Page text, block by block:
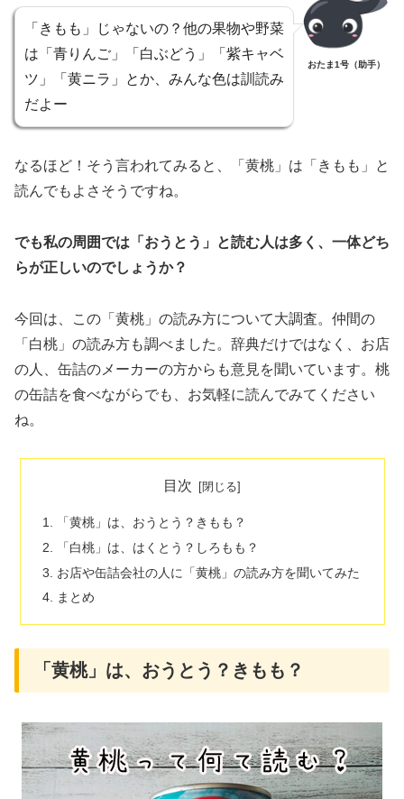
「きもも」じゃないの？他の果物や野菜
は「青りんご」「白ぶどう」「紫キャベ
ツ」「黄ニラ」とか、みんな色は訓読み
だよー
おたま1号（助手）
なるほど！そう言われてみると、「黄桃」は「きもも」と
読んでもよさそうですね。
でも私の周囲では「おうとう」と読む人は多く、一体どち
らが正しいのでしょうか？
今回は、この「黄桃」の読み方について大調査。仲間の
「白桃」の読み方も調べました。辞典だけではなく、お店
の人、缶詰のメーカーの方からも意見を聞いています。桃
の缶詰を食べながらでも、お気軽に読んでみてください
ね。
目次
「黄桃」は、おうとう？きもも？
「白桃」は、はくとう？しろもも？
お店や缶詰会社の人に「黄桃」の読み方を聞いてみた
まとめ
「黄桃」は、おうとう？きもも？